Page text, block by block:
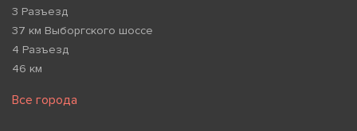
3 Разъезд
37 км Выборгского шоссе
4 Разъезд
46 км
Все города